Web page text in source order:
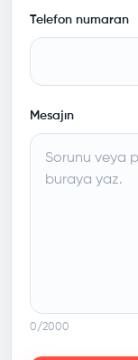
Telefon numaran
Mesajın
0/2000